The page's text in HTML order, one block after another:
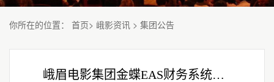
你所在的位置： 首页> 峨影资讯 > 集团公告
峨眉电影集团金蝶EAS财务系统应用升级服务采购项目 成交结果公示